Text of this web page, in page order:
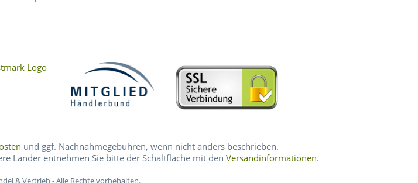
und ggf. Nachnahmegebühren, wenn nicht anders beschrieben.
Länder entnehmen Sie bitte der Schaltfläche mit den Versandinformationen.
& Vertrieb - Alle Rechte vorbehalten.